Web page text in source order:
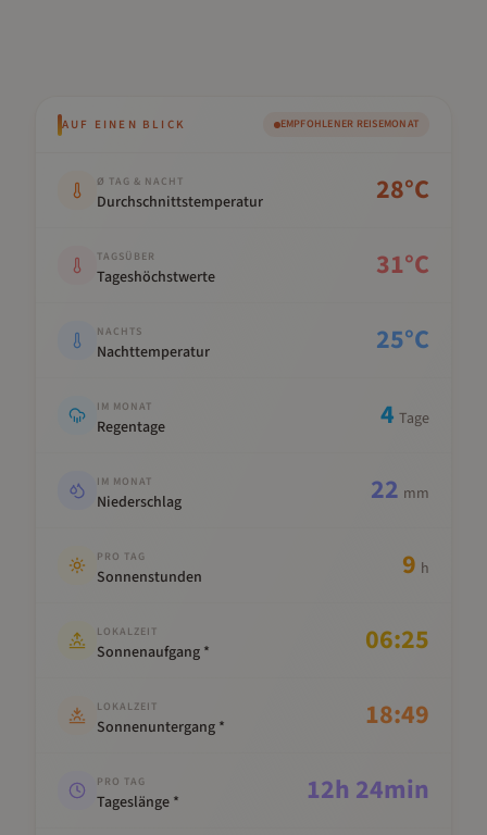
AUF EINEN BLICK EMPFOHLENER REISEMONAT
Ø TAG & NACHT
Durchschnittstemperatur 28°C
TAGSÜBER
Tageshöchstwerte 31°C
NACHTS
Nachttemperatur 25°C
IM MONAT
Regentage 4 Tage
IM MONAT
Niederschlag 22 mm
PRO TAG
Sonnenstunden 9 h
LOKALZEIT
Sonnenaufgang * 06:25
LOKALZEIT
Sonnenuntergang * 18:49
PRO TAG
Tageslänge * 12h 24min